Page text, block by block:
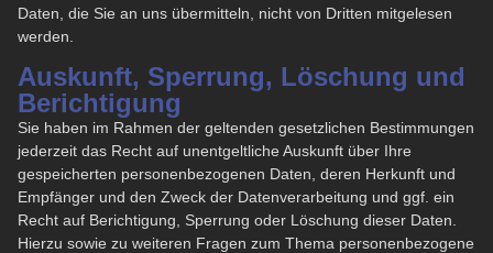
Daten, die Sie an uns übermitteln, nicht von Dritten mitgelesen
werden.
Auskunft, Sperrung, Löschung und
Berichtigung
Sie haben im Rahmen der geltenden gesetzlichen Bestimmungen
jederzeit das Recht auf unentgeltliche Auskunft über Ihre
gespeicherten personenbezogenen Daten, deren Herkunft und
Empfänger und den Zweck der Datenverarbeitung und ggf. ein
Recht auf Berichtigung, Sperrung oder Löschung dieser Daten.
Hierzu sowie zu weiteren Fragen zum Thema personenbezogene